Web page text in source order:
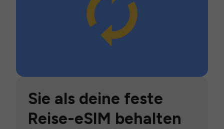
Sie als deine feste
Reise-eSIM behalten